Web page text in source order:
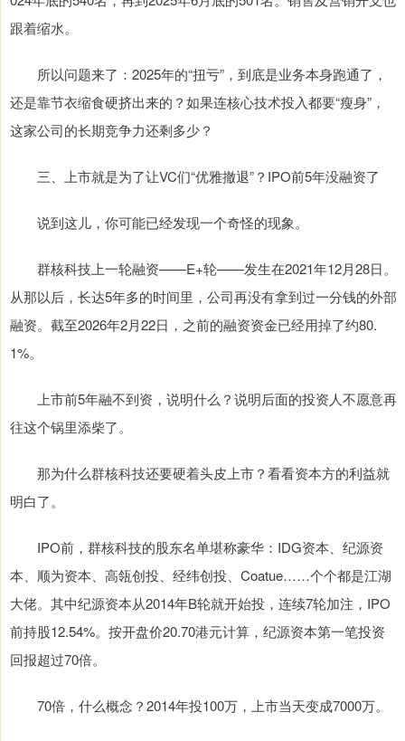
跟着缩水。
所以问题来了：2025年的“扭亏”，到底是业务本身跑通了，
还是靠节衣缩食硬挤出来的？如果连核心技术投入都要“瘦身”，
这家公司的长期竞争力还剩多少？
三、上市就是为了让VC们“优雅撤退”？IPO前5年没融资了
说到这儿，你可能已经发现一个奇怪的现象。
群核科技上一轮融资——E+轮——发生在2021年12月28日。
从那以后，长达5年多的时间里，公司再没有拿到过一分钱的外部
融资。截至2026年2月22日，之前的融资资金已经用掉了约80.
1%。
上市前5年融不到资，说明什么？说明后面的投资人不愿意再
往这个锅里添柴了。
那为什么群核科技还要硬着头皮上市？看看资本方的利益就
明白了。
IPO前，群核科技的股东名单堪称豪华：IDG资本、纪源资
本、顺为资本、高瓴创投、经纬创投、Coatue……个个都是江湖
大佬。其中纪源资本从2014年B轮就开始投，连续7轮加注，IPO
前持股12.54%。按开盘价20.70港元计算，纪源资本第一笔投资
回报超过70倍。
70倍，什么概念？2014年投100万，上市当天变成7000万。